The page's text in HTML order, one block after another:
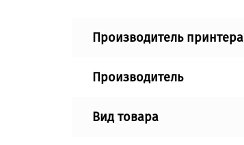
Производитель принтера
Производитель
Вид товара